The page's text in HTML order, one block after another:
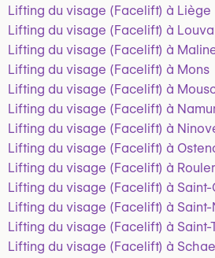
Lifting du visage (Facelift) à Liège
Lifting du visage (Facelift) à
Lifting du visage (Facelift) à
Lifting du visage (Facelift) à Mons
Lifting du visage (Facelift) à
Lifting du visage (Facelift) à
Lifting du visage (Facelift) à
Lifting du visage (Facelift) à
Lifting du visage (Facelift) à
Lifting du visage (Facelift) à Saint-
Lifting du visage (Facelift) à
Lifting du visage (Facelift) à Saint-
Lifting du visage (Facelift) à